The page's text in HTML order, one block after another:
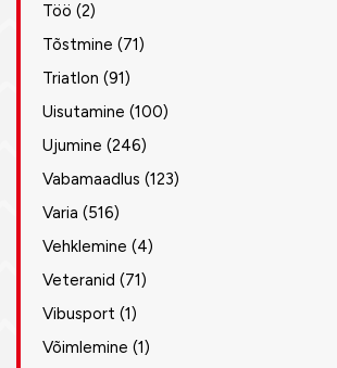
Töö (2)
Tõstmine (71)
Triatlon (91)
Uisutamine (100)
Ujumine (246)
Vabamaadlus (123)
Varia (516)
Vehklemine (4)
Veteranid (71)
Vibusport (1)
Võimlemine (1)